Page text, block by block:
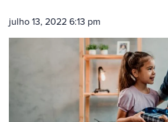
julho 13, 2022 6:13 pm